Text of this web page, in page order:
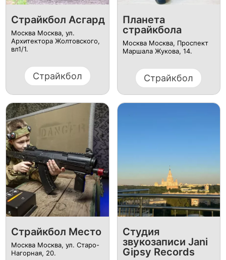
Страйкбол Асгард
Москва Москва, ул.
Архитектора Жолтовского,
вл1/1.
Страйкбол
Планета
страйкбола
Москва Москва, ​Проспект
Маршала Жукова, 14.
Страйкбол
Страйкбол Место
Москва Москва, ул. Старо-
Нагорная, 20.
Студия
звукозаписи Jani
Gipsy Records